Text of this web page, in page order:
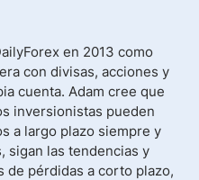
en 2013 como
con divisas, acciones y
cuenta. Adam cree que
inversionistas pueden
a largo plazo siempre y
sigan las tendencias y
de pérdidas a corto plazo,